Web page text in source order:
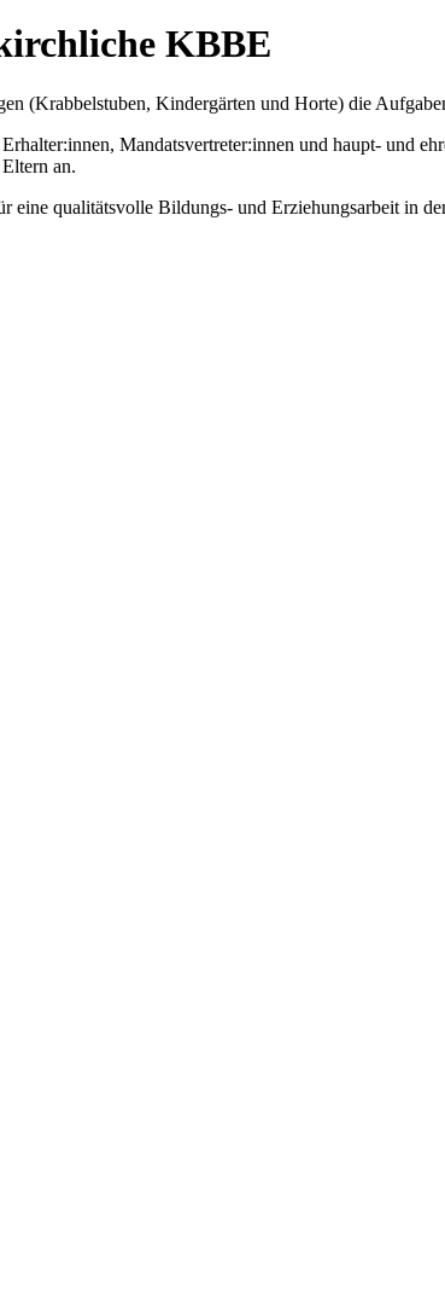
KBBE
(Krabbelstuben, Kindergärten und Horte) die
Mandatsvertreter:innen und haupt- und
an.
qualitätsvolle Bildungs- und Erziehungsarbeit in